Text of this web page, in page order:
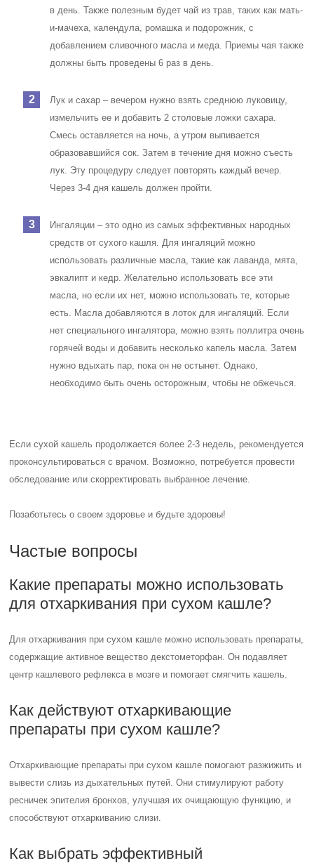
в день. Также полезным будет чай из трав, таких как мать-
и-мачеха, календула, ромашка и подорожник, с
добавлением сливочного масла и меда. Приемы чая также
должны быть проведены 6 раз в день.
Лук и сахар – вечером нужно взять среднюю луковицу,
измельчить ее и добавить 2 столовые ложки сахара.
Смесь оставляется на ночь, а утром выпивается
образовавшийся сок. Затем в течение дня можно съесть
лук. Эту процедуру следует повторять каждый вечер.
Через 3-4 дня кашель должен пройти.
Ингаляции – это одно из самых эффективных народных
средств от сухого кашля. Для ингаляций можно
использовать различные масла, такие как лаванда, мята,
эвкалипт и кедр. Желательно использовать все эти
масла, но если их нет, можно использовать те, которые
есть. Масла добавляются в лоток для ингаляций. Если
нет специального ингалятора, можно взять поллитра очень
горячей воды и добавить несколько капель масла. Затем
нужно вдыхать пар, пока он не остынет. Однако,
необходимо быть очень осторожным, чтобы не обжечься.
Если сухой кашель продолжается более 2-3 недель, рекомендуется
проконсультироваться с врачом. Возможно, потребуется провести
обследование или скорректировать выбранное лечение.
Позаботьтесь о своем здоровье и будьте здоровы!
Частые вопросы
Какие препараты можно использовать
для отхаркивания при сухом кашле?
Для отхаркивания при сухом кашле можно использовать препараты,
содержащие активное вещество декстометорфан. Он подавляет
центр кашлевого рефлекса в мозге и помогает смягчить кашель.
Как действуют отхаркивающие
препараты при сухом кашле?
Отхаркивающие препараты при сухом кашле помогают разжижить и
вывести слизь из дыхательных путей. Они стимулируют работу
ресничек эпителия бронхов, улучшая их очищающую функцию, и
способствуют отхаркиванию слизи.
Как выбрать эффективный